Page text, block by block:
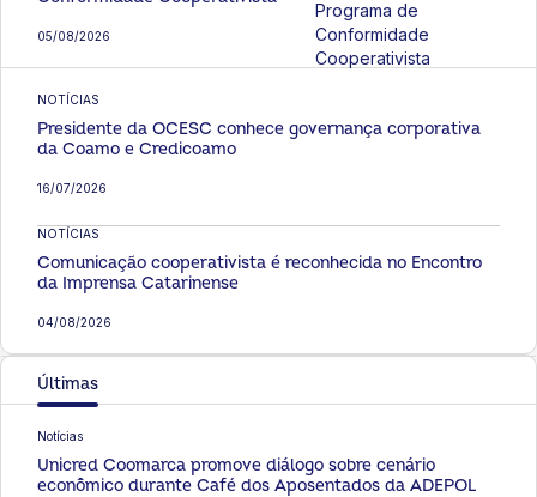
05/08/2026
NOTÍCIAS
16/07/2026
Presidente da OCESC conhece governança corporativa
da Coamo e Credicoamo
NOTÍCIAS
04/08/2026
Comunicação cooperativista é reconhecida no Encontro
da Imprensa Catarinense
Últimas
Notícias
Unicred Coomarca promove diálogo sobre cenário
econômico durante Café dos Aposentados da ADEPOL